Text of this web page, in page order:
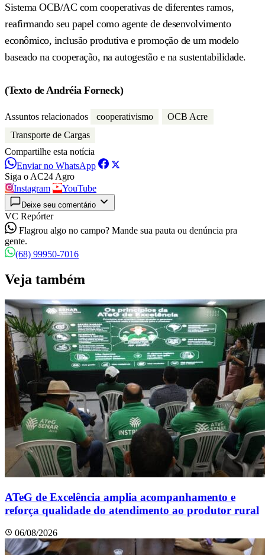
Sistema OCB/AC com cooperativas de diferentes ramos,
reafirmando seu papel como agente de desenvolvimento
econômico, inclusão produtiva e promoção de um modelo
baseado na cooperação, na autogestão e na sustentabilidade.
(Texto de Andréia Forneck)
Assuntos relacionados cooperativismo
OCB Acre
Transporte de Cargas
Compartilhe esta notícia
Enviar no WhatsApp
Siga o AC24 Agro
Instagram
YouTube
Deixe seu comentário
VC Repórter
Flagrou algo no campo? Mande sua pauta ou denúncia pra
gente.
(68) 99950-7016
Veja também
ATeG de Excelência amplia acompanhamento e
reforça qualidade do atendimento ao produtor rural
06/08/2026